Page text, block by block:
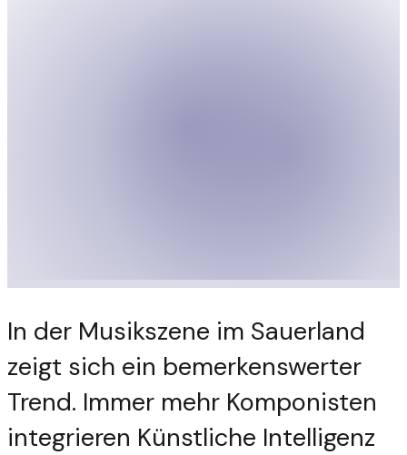
In der Musikszene im Sauerland
zeigt sich ein bemerkenswerter
Trend. Immer mehr Komponisten
integrieren Künstliche Intelligenz